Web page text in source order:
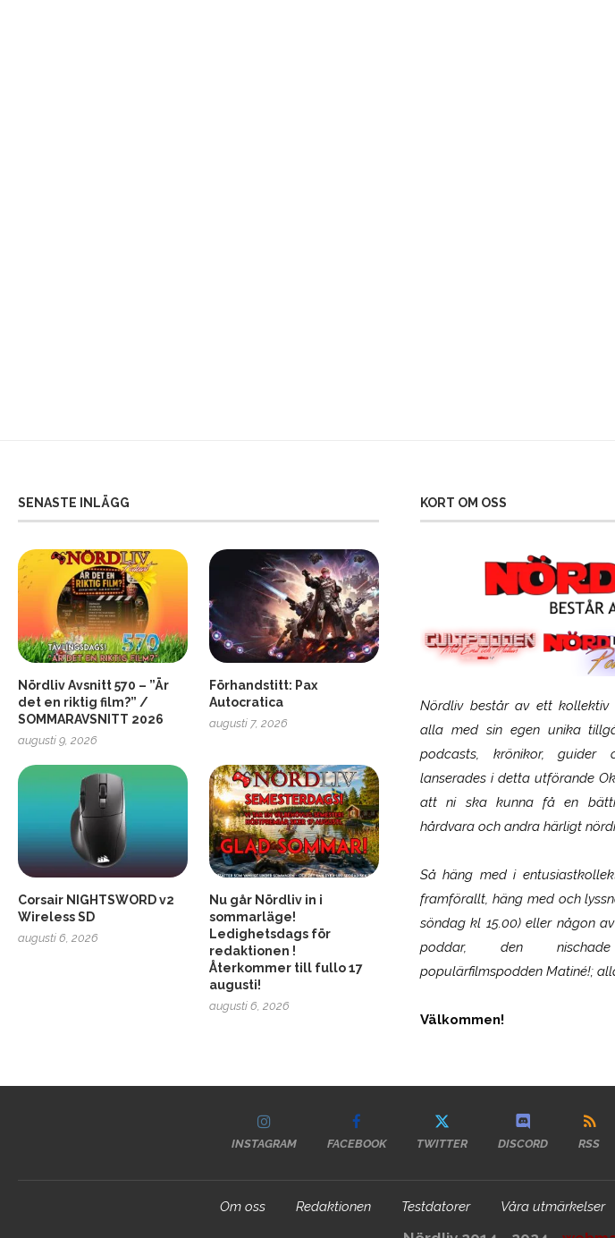
SENASTE INLÄGG
Nördliv Avsnitt 570 – ”Är
det en riktig film?” /
SOMMARAVSNITT 2026
augusti 9, 2026
Förhandstitt: Pax
Autocratica
augusti 7, 2026
Corsair NIGHTSWORD v2
Wireless SD
augusti 6, 2026
Nu går Nördliv in i
sommarläge!
Ledighetsdags för
redaktionen !
Återkommer till fullo 17
augusti!
augusti 6, 2026
KORT OM OSS
Nördliv består av ett
alla med sin egen unika
podcasts, krönikor, guider
lanserades i detta utförande
att ni ska kunna få en
hårdvara och andra härligt
Så häng med i
framförallt, häng med och
söndag kl 15.00) eller någon
poddar, den
populärfilmspodden Matiné!;
Välkommen!
Soundcore Liberty 5 Pro SCUF
INSTAGRAM FACEBOOK TWITTER DISCORD RSS
Om oss Redaktionen Testdatorer Våra utmärkelser